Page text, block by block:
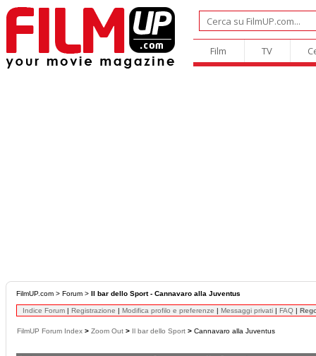
Film TV
FilmUP.com > Forum > Il bar dello Sport - Cannavaro alla Juventus
Indice Forum | Registrazione | Modifica profilo e preferenze | Messaggi privati | FAQ |
FilmUP Forum Index > Zoom Out > Il bar dello Sport > Cannavaro alla Juventus